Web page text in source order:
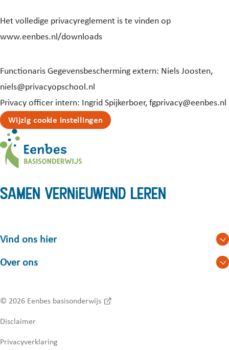
Het volledige privacyreglement is te vinden op
www.eenbes.nl/downloads
Functionaris Gegevensbescherming extern: Niels Joosten,
niels@privacyopschool.nl
Privacy officer intern: Ingrid Spijkerboer, fgprivacy@eenbes.nl
Wijzig cookie instellingen
Samen vernieuwend leren
Vind ons hier
Over ons
© 2026 Eenbes basisonderwijs
Disclaimer
Privacyverklaring